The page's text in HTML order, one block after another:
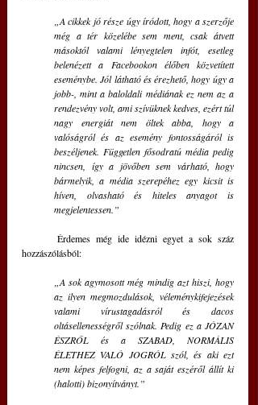
„A cikkek jó része úgy íródott, hogy a szerzője
még a tér közelébe sem ment, csak átvett
másoktól valami lényegtelen infót, esetleg
belenézett a Facebookon élőben közvetített
eseménybe. Jól látható és érezhető, hogy úgy a
jobb-, mint a baloldali médiának ez nem az a
rendezvény volt, ami szívüknek kedves, ezért túl
nagy energiát nem öltek abba, hogy a
valóságról és az esemény fontosságáról is
beszéljenek. Független fősodratú média pedig
nincsen, így a jövőben sem várható, hogy
bármelyik, a média szerepéhez egy kicsit is
híven, olvasható és hiteles anyagot is
megjelentessen.”
hozzászólásból:
„A sok agymosott még mindig azt hiszi, hogy
az ilyen megmozdulások, véleménykifejezések
valami vírustagadásról és dacos
oltásellenességről szólnak. Pedig ez a JÓZAN
ÉSZRŐL és a SZABAD, NORMÁLIS
ÉLETHEZ VALÓ JOGRÓL szól, és aki ezt
nem képes felfogni, az a saját eszéről állít ki
(halotti) bizonyítványt.”